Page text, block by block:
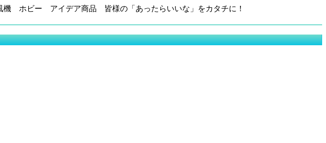
ホビー アイデア商品 皆様の「あったらいいな」をカタチに！